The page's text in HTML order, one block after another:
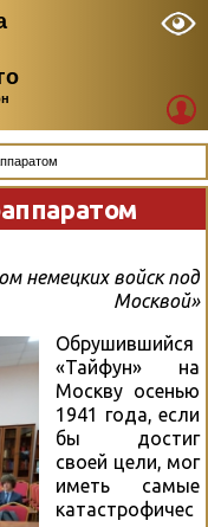
немецких войск под
Москвой»
Обрушившийся
«Тайфун» на
Москву осенью
1941 года, если
бы достиг
своей цели, мог
иметь самые
катастрофичес